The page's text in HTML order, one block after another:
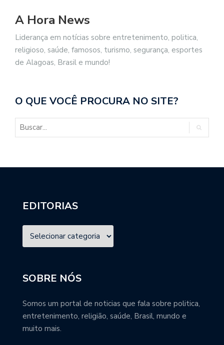
A Hora News
Liderança em notícias sobre entretenimento, politica,
religioso, saúde, famosos, turismo, segurança, esportes
de Alagoas, Brasil e mundo!
O QUE VOCÊ PROCURA NO SITE?
EDITORIAS
SOBRE NÓS
Somos um portal de noticias que fala sobre politica,
entretenimento, religião, saúde, Brasil, mundo e
muito mais.